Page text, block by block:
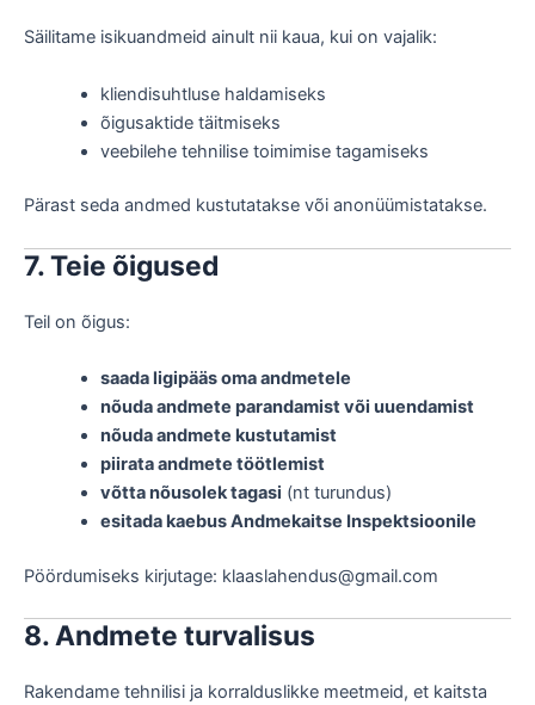
Säilitame isikuandmeid ainult nii kaua, kui on vajalik:
kliendisuhtluse haldamiseks
õigusaktide täitmiseks
veebilehe tehnilise toimimise tagamiseks
Pärast seda andmed kustutatakse või anonüümistatakse.
7. Teie õigused
Teil on õigus:
saada ligipääs oma andmetele
nõuda andmete parandamist või uuendamist
nõuda andmete kustutamist
piirata andmete töötlemist
võtta nõusolek tagasi (nt turundus)
esitada kaebus Andmekaitse Inspektsioonile
Pöördumiseks kirjutage: klaaslahendus@gmail.com
8. Andmete turvalisus
Rakendame tehnilisi ja korralduslikke meetmeid, et kaitsta